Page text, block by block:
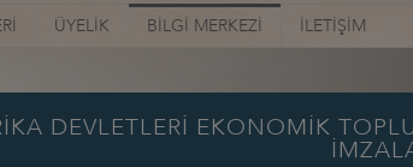
ÜYELİK BİLGİ MERKEZİ İLETİŞİM
DEVLETLERİ EKONOMİK